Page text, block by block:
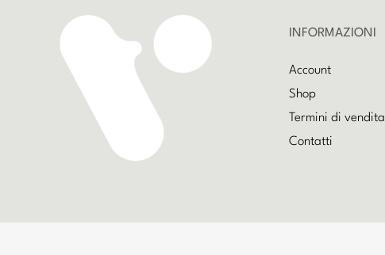
INFORMAZIONI
Account
Shop
Termini di vendita
Contatti